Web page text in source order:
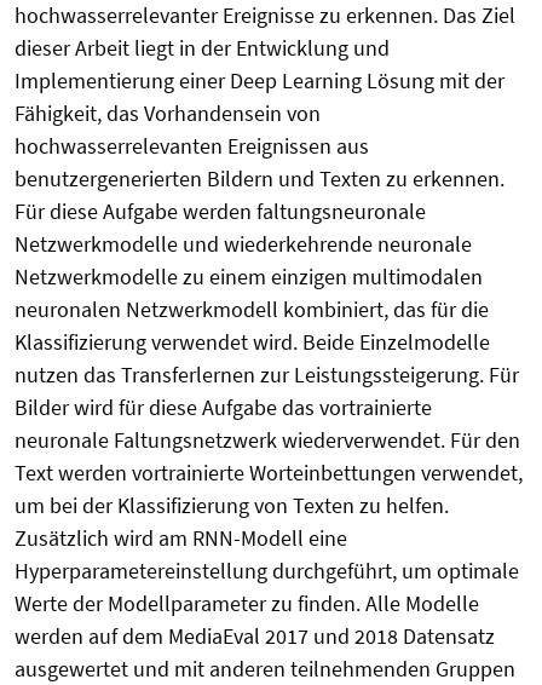
hochwasserrelevanter Ereignisse zu erkennen. Das Ziel
dieser Arbeit liegt in der Entwicklung und
Implementierung einer Deep Learning Lösung mit der
Fähigkeit, das Vorhandensein von
hochwasserrelevanten Ereignissen aus
benutzergenerierten Bildern und Texten zu erkennen.
Für diese Aufgabe werden faltungsneuronale
Netzwerkmodelle und wiederkehrende neuronale
Netzwerkmodelle zu einem einzigen multimodalen
neuronalen Netzwerkmodell kombiniert, das für die
Klassifizierung verwendet wird. Beide Einzelmodelle
nutzen das Transferlernen zur Leistungssteigerung. Für
Bilder wird für diese Aufgabe das vortrainierte
neuronale Faltungsnetzwerk wiederverwendet. Für den
Text werden vortrainierte Worteinbettungen verwendet,
um bei der Klassifizierung von Texten zu helfen.
Zusätzlich wird am RNN-Modell eine
Hyperparametereinstellung durchgeführt, um optimale
Werte der Modellparameter zu finden. Alle Modelle
werden auf dem MediaEval 2017 und 2018 Datensatz
ausgewertet und mit anderen teilnehmenden Gruppen